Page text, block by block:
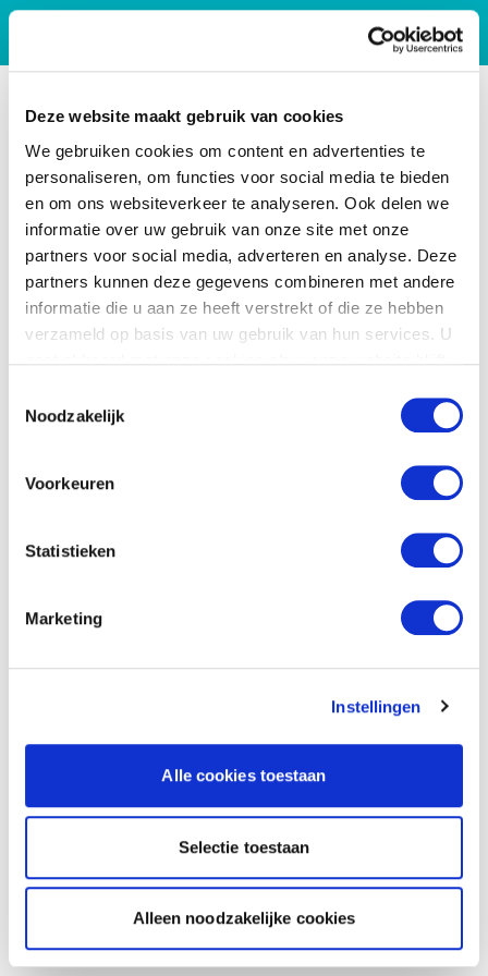
Deze website maakt gebruik van cookies
We gebruiken cookies om content en advertenties te
personaliseren, om functies voor social media te bieden
en om ons websiteverkeer te analyseren. Ook delen we
informatie over uw gebruik van onze site met onze
partners voor social media, adverteren en analyse. Deze
partners kunnen deze gegevens combineren met andere
informatie die u aan ze heeft verstrekt of die ze hebben
verzameld op basis van uw gebruik van hun services. U
Noodzakelijk
Voorkeuren
Statistieken
Marketing
Instellingen
Alle cookies toestaan
Selectie toestaan
Alleen noodzakelijke cookies